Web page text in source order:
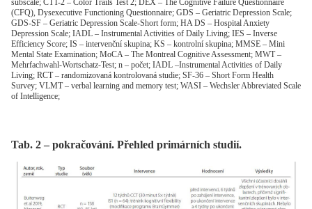
(CFQ), Dysexecutive Functioning Questionnaire; GDS – Geriatric Depression Scale;
GDS-SF – Geriatric Depression Scale-Short form; HA DS – Hospital Anxiety
Depression Scale; IADL – Instrumental Activities of Daily Living; IES – Inverse
Efficiency Score; IS – intervenční skupina; KS – kontrolní skupina; MMSE – Mini
Mental State Examination; MoCA – The Montreal Cognitive Assessment; MWT –
Mehrfachwahl-Wortschatz-Test; n – počet; IADL –Instrumental Activities of Daily
Living; RCT – randomizovaná kontrolovaná studie; SF-36 – Short Form Health
Survey; VLMT – verbal learning and memory test; WASI – Wechsler Abbreviated Scale
of Intelligence;
Tab. 2 – pokračování. Přehled primárních studií.